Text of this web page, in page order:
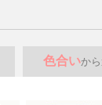
色合いか